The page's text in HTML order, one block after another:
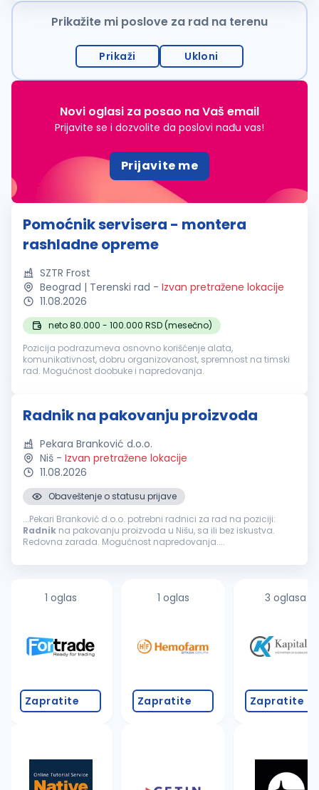
Prikažite mi poslove za rad na terenu
Prikaži Ukloni
Novi oglasi za posao na Vaš email
Prijavite se i dozvolite da poslovi nađu vas!
Prijavite me
Pomoćnik servisera - montera
rashladne opreme
SZTR Frost
Beograd | Terenski rad - Izvan pretražene lokacije
11.08.2026
neto 80.000 - 100.000 RSD (mesečno)
Pozicija podrazumeva osnovno korišćenje alata,
komunikativnost, dobru organizovanost, spremnost na timski
rad. Mogućnost doobuke i napredovanja.
Radnik na pakovanju proizvoda
Pekara Branković d.o.o.
Niš - Izvan pretražene lokacije
11.08.2026
Obaveštenje o statusu prijave
...Pekari Branković d.o.o. potrebni radnici za rad na poziciji:
Radnik na pakovanju proizvoda u Nišu, sa ili bez iskustva.
Redovna zarada. Mogućnost napredovanja....
1 oglas
Zapratite
1 oglas
Zapratite
3 oglasa
Zapratite